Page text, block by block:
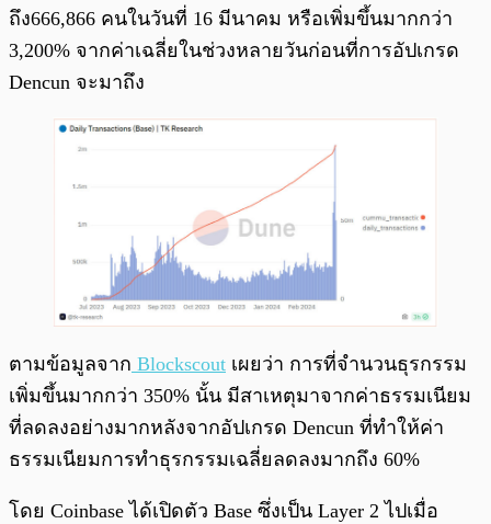
ถึง666,866 คนในวันที่ 16 มีนาคม หรือเพิ่มขึ้นมากกว่า
3,200% จากค่าเฉลี่ยในช่วงหลายวันก่อนที่การอัปเกรด
Dencun จะมาถึง
ตามข้อมูลจาก Blockscout เผยว่า การที่จำนวนธุรกรรม
เพิ่มขึ้นมากกว่า 350% นั้น มีสาเหตุมาจากค่าธรรมเนียม
ที่ลดลงอย่างมากหลังจากอัปเกรด Dencun ที่ทำให้ค่า
ธรรมเนียมการทำธุรกรรมเฉลี่ยลดลงมากถึง 60%
โดย Coinbase ได้เปิดตัว Base ซึ่งเป็น Layer 2 ไปเมื่อ